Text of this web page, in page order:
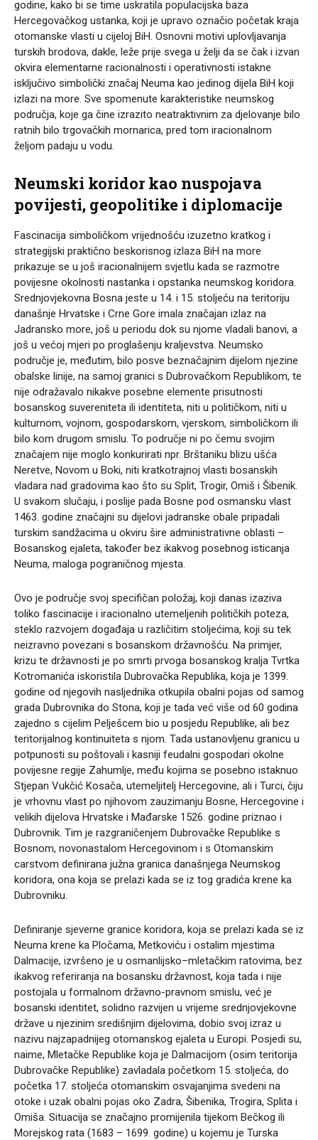
godine, kako bi se time uskratila populacijska baza
Hercegovačkog ustanka, koji je upravo označio početak kraja
otomanske vlasti u cijeloj BiH. Osnovni motivi uplovljavanja
turskih brodova, dakle, leže prije svega u želji da se čak i izvan
okvira elementarne racionalnosti i operativnosti istakne
isključivo simbolički značaj Neuma kao jedinog dijela BiH koji
izlazi na more. Sve spomenute karakteristike neumskog
područja, koje ga čine izrazito neatraktivnim za djelovanje bilo
ratnih bilo trgovačkih mornarica, pred tom iracionalnom
željom padaju u vodu.
Neumski koridor kao nuspojava
povijesti, geopolitike i diplomacije
Fascinacija simboličkom vrijednošću izuzetno kratkog i
strategijski praktično beskorisnog izlaza BiH na more
prikazuje se u još iracionalnijem svjetlu kada se razmotre
povijesne okolnosti nastanka i opstanka neumskog koridora.
Srednjovjekovna Bosna jeste u 14. i 15. stoljeću na teritoriju
današnje Hrvatske i Crne Gore imala značajan izlaz na
Jadransko more, još u periodu dok su njome vladali banovi, a
još u većoj mjeri po proglašenju kraljevstva. Neumsko
područje je, međutim, bilo posve beznačajnim dijelom njezine
obalske linije, na samoj granici s Dubrovačkom Republikom, te
nije odražavalo nikakve posebne elemente prisutnosti
bosanskog suvereniteta ili identiteta, niti u političkom, niti u
kulturnom, vojnom, gospodarskom, vjerskom, simboličkom ili
bilo kom drugom smislu. To područje ni po čemu svojim
značajem nije moglo konkurirati npr. Brštaniku blizu ušća
Neretve, Novom u Boki, niti kratkotrajnoj vlasti bosanskih
vladara nad gradovima kao što su Split, Trogir, Omiš i Šibenik.
U svakom slučaju, i poslije pada Bosne pod osmansku vlast
1463. godine značajni su dijelovi jadranske obale pripadali
turskim sandžacima u okviru šire administrativne oblasti –
Bosanskog ejaleta, također bez ikakvog posebnog isticanja
Neuma, maloga pograničnog mjesta.
Ovo je područje svoj specifičan položaj, koji danas izaziva
toliko fascinacije i iracionalno utemeljenih političkih poteza,
steklo razvojem događaja u različitim stoljećima, koji su tek
neizravno povezani s bosanskom državnošću. Na primjer,
krizu te državnosti je po smrti prvoga bosanskog kralja Tvrtka
Kotromanića iskoristila Dubrovačka Republika, koja je 1399.
godine od njegovih nasljednika otkupila obalni pojas od samog
grada Dubrovnika do Stona, koji je tada već više od 60 godina
zajedno s cijelim Pelješcem bio u posjedu Republike, ali bez
teritorijalnog kontinuiteta s njom. Tada ustanovljenu granicu u
potpunosti su poštovali i kasniji feudalni gospodari okolne
povijesne regije Zahumlje, među kojima se posebno istaknuo
Stjepan Vukčić Kosača, utemeljitelj Hercegovine, ali i Turci, čiju
je vrhovnu vlast po njihovom zauzimanju Bosne, Hercegovine i
velikih dijelova Hrvatske i Mađarske 1526. godine priznao i
Dubrovnik. Tim je razgraničenjem Dubrovačke Republike s
Bosnom, novonastalom Hercegovinom i s Otomanskim
carstvom definirana južna granica današnjega Neumskog
koridora, ona koja se prelazi kada se iz tog gradića krene ka
Dubrovniku.
Definiranje sjeverne granice koridora, koja se prelazi kada se iz
Neuma krene ka Pločama, Metkoviću i ostalim mjestima
Dalmacije, izvršeno je u osmanlijsko–mletačkim ratovima, bez
ikakvog referiranja na bosansku državnost, koja tada i nije
postojala u formalnom državno-pravnom smislu, već je
bosanski identitet, solidno razvijen u vrijeme srednjovjekovne
države u njezinim središnjim dijelovima, dobio svoj izraz u
nazivu najzapadnijeg otomanskog ejaleta u Europi. Posjedi su,
naime, Mletačke Republike koja je Dalmacijom (osim teritorija
Dubrovačke Republike) zavladala početkom 15. stoljeća, do
početka 17. stoljeća otomanskim osvajanjima svedeni na
otoke i uzak obalni pojas oko Zadra, Šibenika, Trogira, Splita i
Omiša. Situacija se značajno promijenila tijekom Bečkog ili
Morejskog rata (1683 – 1699. godine) u kojemu je Turska